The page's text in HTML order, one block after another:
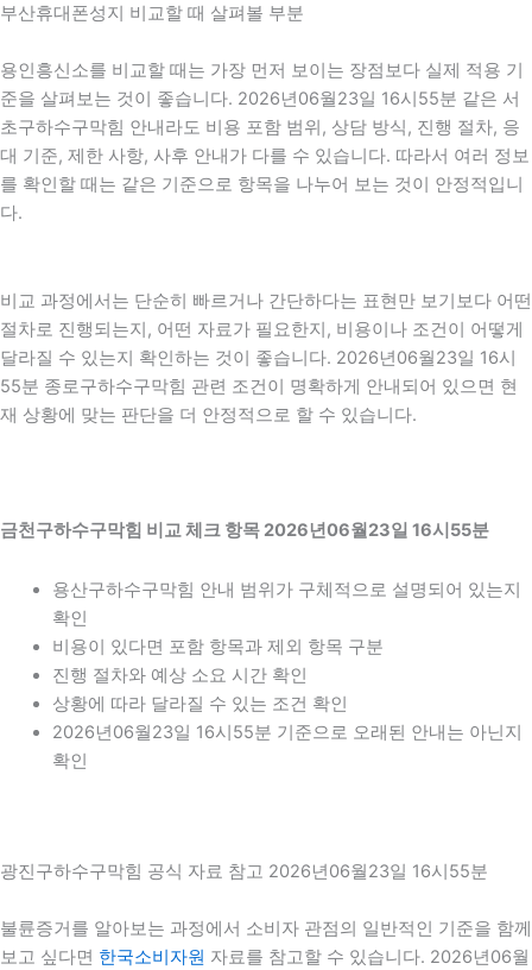
부산휴대폰성지 비교할 때 살펴볼 부분
용인흥신소를 비교할 때는 가장 먼저 보이는 장점보다 실제 적용 기
준을 살펴보는 것이 좋습니다. 2026년06월23일 16시55분 같은 서
초구하수구막힘 안내라도 비용 포함 범위, 상담 방식, 진행 절차, 응
대 기준, 제한 사항, 사후 안내가 다를 수 있습니다. 따라서 여러 정보
를 확인할 때는 같은 기준으로 항목을 나누어 보는 것이 안정적입니
다.
비교 과정에서는 단순히 빠르거나 간단하다는 표현만 보기보다 어떤
절차로 진행되는지, 어떤 자료가 필요한지, 비용이나 조건이 어떻게
달라질 수 있는지 확인하는 것이 좋습니다. 2026년06월23일 16시
55분 종로구하수구막힘 관련 조건이 명확하게 안내되어 있으면 현
재 상황에 맞는 판단을 더 안정적으로 할 수 있습니다.
금천구하수구막힘 비교 체크 항목 2026년06월23일 16시55분
용산구하수구막힘 안내 범위가 구체적으로 설명되어 있는지
확인
비용이 있다면 포함 항목과 제외 항목 구분
진행 절차와 예상 소요 시간 확인
상황에 따라 달라질 수 있는 조건 확인
2026년06월23일 16시55분 기준으로 오래된 안내는 아닌지
확인
광진구하수구막힘 공식 자료 참고 2026년06월23일 16시55분
불륜증거를 알아보는 과정에서 소비자 관점의 일반적인 기준을 함께
보고 싶다면 한국소비자원 자료를 참고할 수 있습니다. 2026년06월